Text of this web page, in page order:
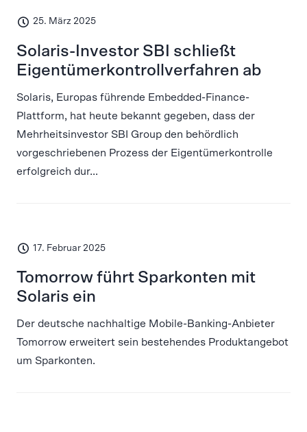
25. März 2025
Solaris-Investor SBI schließt
Eigentümerkontrollverfahren ab
Solaris, Europas führende Embedded-Finance-
Plattform, hat heute bekannt gegeben, dass der
Mehrheitsinvestor SBI Group den behördlich
vorgeschriebenen Prozess der Eigentümerkontrolle
erfolgreich dur...
17. Februar 2025
Tomorrow führt Sparkonten mit
Solaris ein
Der deutsche nachhaltige Mobile-Banking-Anbieter
Tomorrow erweitert sein bestehendes Produktangebot
um Sparkonten.